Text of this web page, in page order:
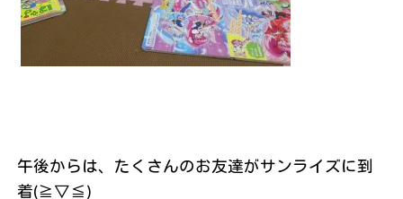
午後からは、たくさんのお友達がサンライズに到
着(≧▽≦)